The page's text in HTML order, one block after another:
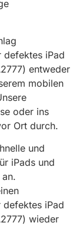
defektes iPad
entweder
mobilen
oder ins
Ort durch.
und
iPads und
defektes iPad
wieder